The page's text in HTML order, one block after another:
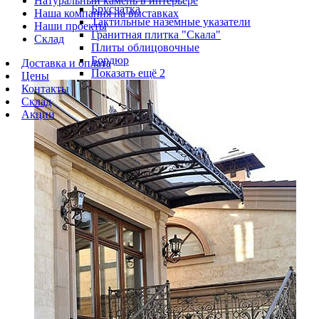
Брусчатка
Тактильные наземные указатели
Гранитная плитка "Скала"
Плиты облицовочные
Бордюр
Показать ещё 2
Наша компания на выставках
Наши проекты
Склад
Доставка и оплата
Цены
Контакты
Склад
Акции